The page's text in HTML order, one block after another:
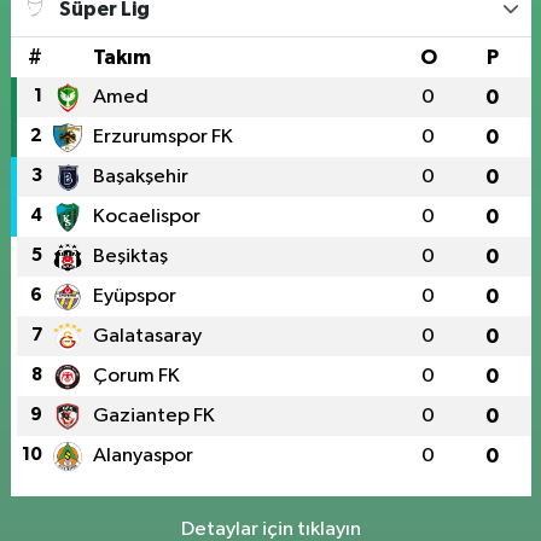
Süper Lig
# Takım O P
1 Amed 0 0
2 Erzurumspor FK 0 0
3 Başakşehir 0 0
4 Kocaelispor 0 0
5 Beşiktaş 0 0
6 Eyüpspor 0 0
7 Galatasaray 0 0
8 Çorum FK 0 0
9 Gaziantep FK 0 0
10 Alanyaspor 0 0
Detaylar için tıklayın